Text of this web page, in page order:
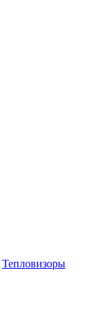
Тепловизоры